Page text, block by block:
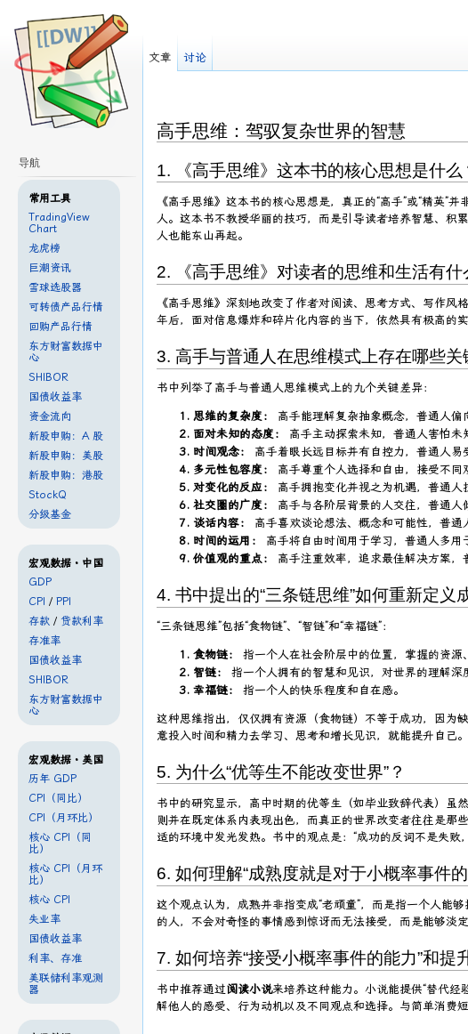
高手思维：驾驭复杂世界的智慧
1. 《高手思维》这本书的核心思想是什么
《高手思维》这本书的核心思想是，真正的“高手”或“精英
人。这本书不教授华丽的技巧，而是引导读者培养智慧、积
人也能东山再起。
2. 《高手思维》对读者的思维和生活有什
《高手思维》深刻地改变了作者对阅读、思考方式、写作
年后，面对信息爆炸和碎片化内容的当下，依然具有极高的
3. 高手与普通人在思维模式上存在哪些关
书中列举了高手与普通人思维模式上的九个关键差异：
思维的复杂度：
高手能理解复杂抽象概念，普通人偏
面对未知的态度：
高手主动探索未知，普通人害怕未
时间观念：
高手着眼长远目标并有自控力，普通人易
多元性包容度：
高手尊重个人选择和自由，接受不同
对变化的反应：
高手拥抱变化并视之为机遇，普通人
社交圈的广度：
高手与各阶层背景的人交往，普通人
谈话内容：
高手喜欢谈论想法、概念和可能性，普通
时间的运用：
高手将自由时间用于学习，普通人多用
价值观的重点：
高手注重效率，追求最佳解决方案，
4. 书中提出的“三条链思维”如何重新定义
“三条链思维”包括“食物链”、“智链”和“幸福链”：
食物链：
指一个人在社会阶层中的位置，掌握的资源
智链：
指一个人拥有的智慧和见识，对世界的理解深
幸福链：
指一个人的快乐程度和自在感。
这种思维指出，仅仅拥有资源（食物链）不等于成功，因为
意投入时间和精力去学习、思考和增长见识，就能提升自己
5. 为什么“优等生不能改变世界”？
书中的研究显示，高中时期的优等生（如毕业致辞代表）虽
则并在既定体系内表现出色，而真正的世界改变者往往是那
适的环境中发光发热。书中的观点是：“成功的反词不是失
6. 如何理解“成熟度就是对于小概率事件的
这个观点认为，成熟并非指变成“老顽童”，而是指一个人能
的人，不会对奇怪的事情感到惊讶而无法接受，而是能够淡
7. 如何培养“接受小概率事件的能力”和提
书中推荐通过阅读小说来培养这种能力。小说能提供“替代经
解他人的感受、行为动机以及不同观点和选择。与简单消费
文章 讨论
导航
常用工具
TradingView
Chart
龙虎榜
巨潮资讯
雪球选股器
可转债产品行情
回购产品行情
东方财富数据中
心
SHIBOR
国债收益率
资金流向
新股申购：A 股
新股申购：美股
新股申购：港股
StockQ
分级基金
宏观数据・中国
GDP
CPI / PPI
存款 / 贷款利率
存准率
国债收益率
SHIBOR
东方财富数据中
心
宏观数据・美国
历年 GDP
CPI（同比）
CPI（月环比）
核心 CPI（同
比）
核心 CPI（月环
比）
核心 CPI
失业率
国债收益率
利率、存准
美联储利率观测
器